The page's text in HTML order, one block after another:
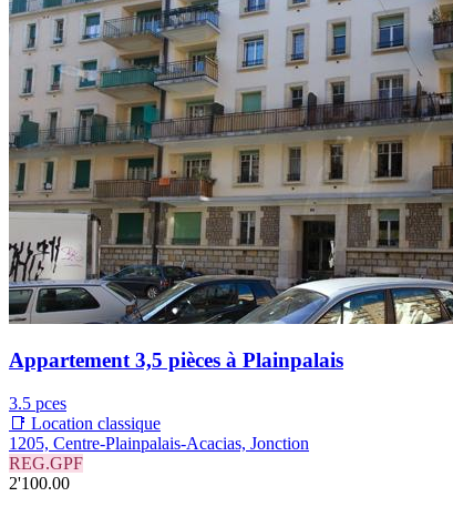
Appartement 3,5 pièces à Plainpalais
3.5 pces
📑 Location classique
1205, Centre-Plainpalais-Acacias, Jonction
REG.GPF
2'100.00